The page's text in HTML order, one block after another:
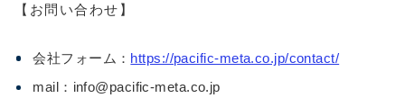
【お問い合わせ】
会社フォーム： https://pacific-meta.co.jp/contact/
mail：info@pacific-meta.co.jp